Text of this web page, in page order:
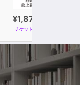
¥1,870
チケット